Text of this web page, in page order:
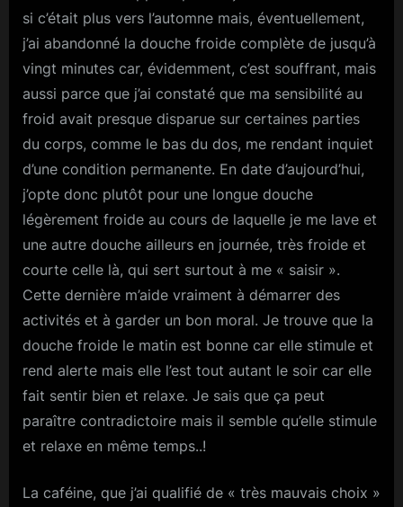
si c’était plus vers l’automne mais, éventuellement,
j’ai abandonné la douche froide complète de jusqu’à
vingt minutes car, évidemment, c’est souffrant, mais
aussi parce que j’ai constaté que ma sensibilité au
froid avait presque disparue sur certaines parties
du corps, comme le bas du dos, me rendant inquiet
d’une condition permanente. En date d’aujourd’hui,
j’opte donc plutôt pour une longue douche
légèrement froide au cours de laquelle je me lave et
une autre douche ailleurs en journée, très froide et
courte celle là, qui sert surtout à me « saisir ».
Cette dernière m’aide vraiment à démarrer des
activités et à garder un bon moral. Je trouve que la
douche froide le matin est bonne car elle stimule et
rend alerte mais elle l’est tout autant le soir car elle
fait sentir bien et relaxe. Je sais que ça peut
paraître contradictoire mais il semble qu’elle stimule
et relaxe en même temps..!
La caféine, que j’ai qualifié de « très mauvais choix »